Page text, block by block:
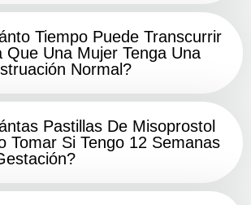
Tiempo Puede Transcurrir
Que Una Mujer Tenga Una
Normal?
Pastillas De Misoprostol
Tomar Si Tengo 12 Semanas